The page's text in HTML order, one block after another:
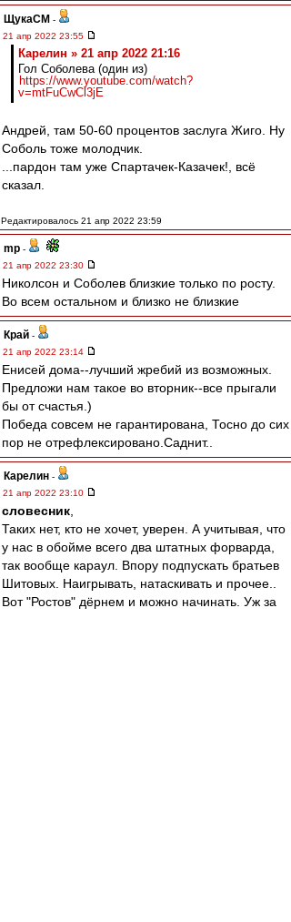
ЩукаСМ -
21 апр 2022 23:55
Карелин » 21 апр 2022 21:16
Гол Соболева (один из)
https://www.youtube.com/watch?
v=mtFuCwCl3jE
Андрей, там 50-60 процентов заслуга Жиго. Ну
Соболь тоже молодчик.
...пардон там уже Спартачек-Казачек!, всё
сказал.
Редактировалось 21 апр 2022 23:59
mp -
21 апр 2022 23:30
Николсон и Соболев близкие только по росту.
Во всем остальном и близко не близкие
Край -
21 апр 2022 23:14
Енисей дома--лучший жребий из возможных.
Предложи нам такое во вторник--все прыгали
бы от счастья.)
Победа совсем не гарантирована, Тосно до сих
пор не отрефлексировано.Саднит..
Карелин -
21 апр 2022 23:10
словесник
Таких нет, кто не хочет, уверен. А учитывая, что
у нас в обойме всего два штатных форварда,
так вообще караул. Впору подпускать братьев
Шитовых. Наигрывать, натаскивать и прочее..
Вот "Ростов" дёрнем и можно начинать. Уж за